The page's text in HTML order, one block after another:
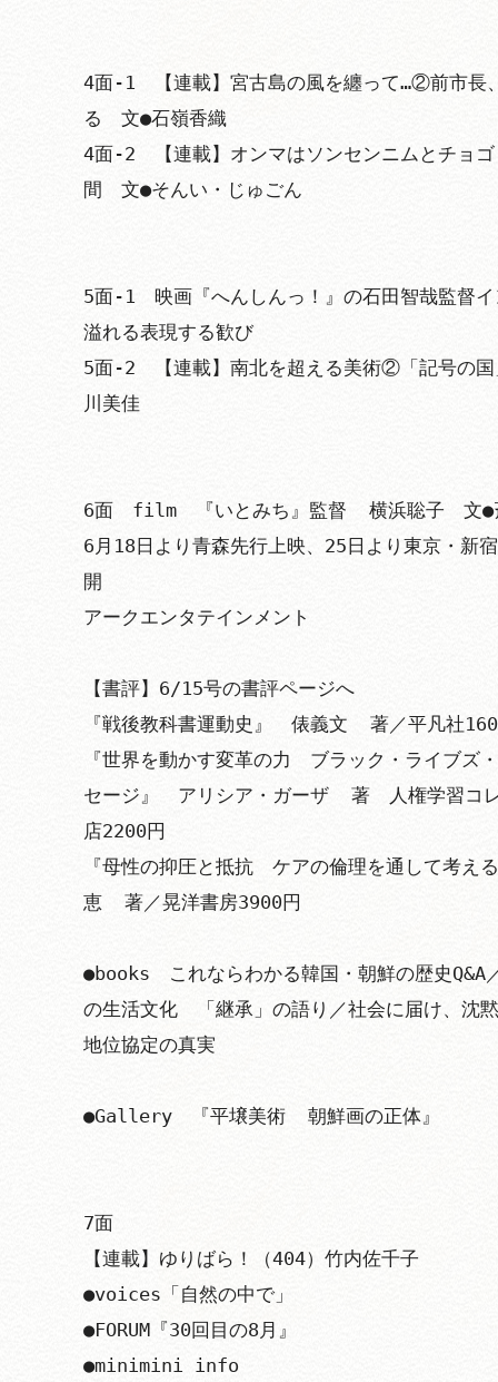
4面-1　【連載】宮古島の風を纏って…②前市長
る　文●石嶺香織
4面-2　【連載】オンマはソンセンニムとチョ
間　文●そんい・じゅごん
5面-1　映画『へんしんっ！』の石田智哉監督
溢れる表現する歓び
5面-2　【連載】南北を超える美術②「記号の
川美佳
6面　film　『いとみち』監督  横浜聡子　文
6月18日より青森先行上映、25日より東京・新
開
アークエンタテインメント
【書評】6/15号の書評ページへ
『戦後教科書運動史』　俵義文  著／平凡社
『世界を動かす変革の力　ブラック・ライブズ
セージ』　アリシア・ガーザ  著　人権学習コ
店2200円
『母性の抑圧と抵抗　ケアの倫理を通して考え
恵  著／晃洋書房3900円
●books　これならわかる韓国・朝鮮の歴史Q&A
の生活文化　「継承」の語り／社会に届け、沈
地位協定の真実
●Gallery　『平壌美術  朝鮮画の正体』
7面
【連載】ゆりばら！（404）竹内佐千子
●voices「自然の中で」
●FORUM『30回目の8月』
●minimini info